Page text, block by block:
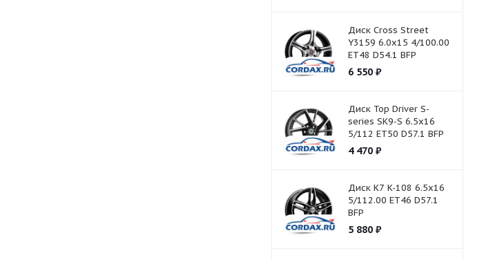
Диск Cross Street
Y3159 6.0x15 4/100.00
ET48 D54.1 BFP
6 550₽
Диск Top Driver S-
series SK9-S 6.5x16
5/112 ET50 D57.1 BFP
4 470₽
Диск K7 K-108 6.5x16
5/112.00 ET46 D57.1
BFP
5 880₽